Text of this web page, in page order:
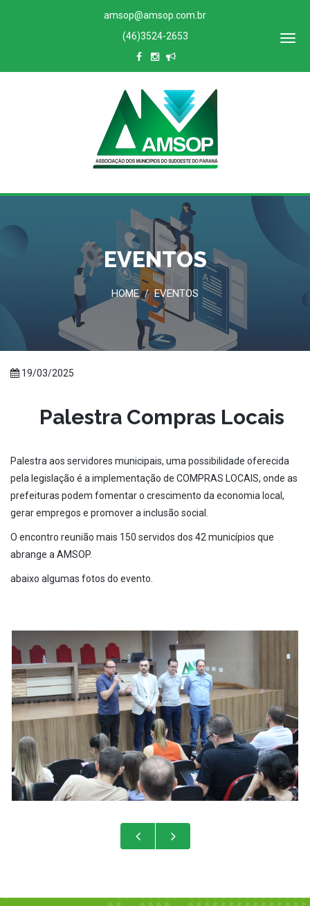
amsop@amsop.com.br
(46)3524-2653
EVENTOS
HOME / EVENTOS
19/03/2025
Palestra Compras Locais
Palestra aos servidores municipais, uma possibilidade oferecida
pela legislação é a implementação de COMPRAS LOCAIS, onde as
prefeituras podem fomentar o crescimento da economia local,
gerar empregos e promover a inclusão social.
O encontro reunião mais 150 servidos dos 42 municípios que
abrange a AMSOP.
abaixo algumas fotos do evento.